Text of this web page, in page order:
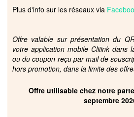
Plus d'info sur les réseaux via
Offre valable sur présentation du
votre application mobile Cliiink dans
ou du coupon reçu par mail de
hors promotion, dans la limite des
Offre utilisable chez notre
septembre